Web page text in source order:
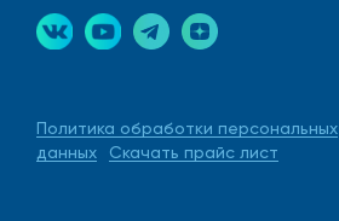
Политика обработки персональных
данных
Скачать прайс лист